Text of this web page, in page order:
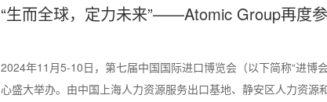
“生而全球，定力未来”——Atomic Group再度
2024年11月5-10日，第七届中国国际进口博览会（以下简称“进博
心盛大举办。由中国上海人力资源服务出口基地、静安区人力资源